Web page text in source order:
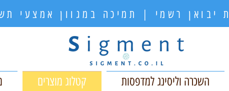
יבואן רשמי | תמיכה במגוון אמצעי
השכרה וליסינג למדפסות קטלוג מוצרים